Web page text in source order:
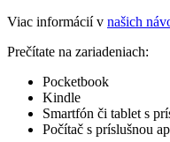
Viac informácií v našich
Prečítate na zariadeniach:
Pocketbook
Kindle
Smartfón či tablet s
Počítač s príslušnou